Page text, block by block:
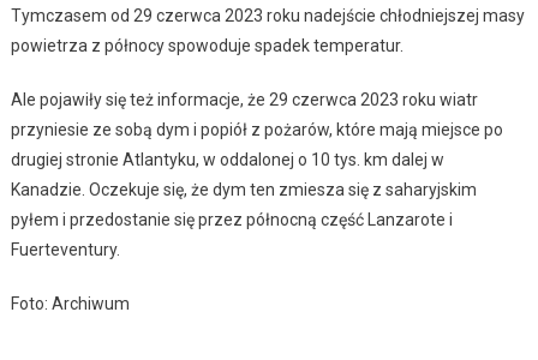
Tymczasem od 29 czerwca 2023 roku nadejście chłodniejszej masy
powietrza z północy spowoduje spadek temperatur.
Ale pojawiły się też informacje, że 29 czerwca 2023 roku wiatr
przyniesie ze sobą dym i popiół z pożarów, które mają miejsce po
drugiej stronie Atlantyku, w oddalonej o 10 tys. km dalej w
Kanadzie. Oczekuje się, że dym ten zmiesza się z saharyjskim
pyłem i przedostanie się przez północną część Lanzarote i
Fuerteventury.
Foto: Archiwum